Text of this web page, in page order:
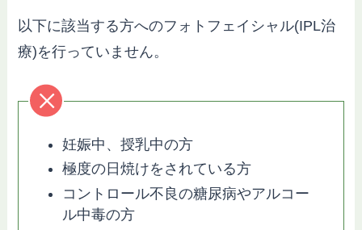
以下に該当する方へのフォトフェイシャル(IPL治
療)を行っていません。
妊娠中、授乳中の方
極度の日焼けをされている方
コントロール不良の糖尿病やアルコー
ル中毒の方